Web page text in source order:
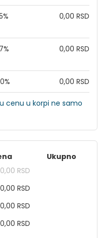
0,00 RSD
7% 0,00 RSD
0,00 RSD
cenu u korpi ne samo
Ukupno
RSD
RSD
RSD
RSD